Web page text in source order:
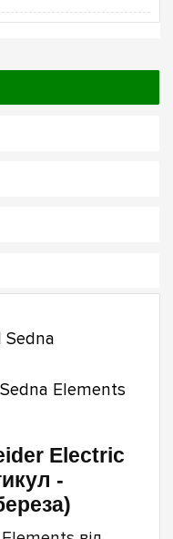
Sedna
Elements
Electric
-